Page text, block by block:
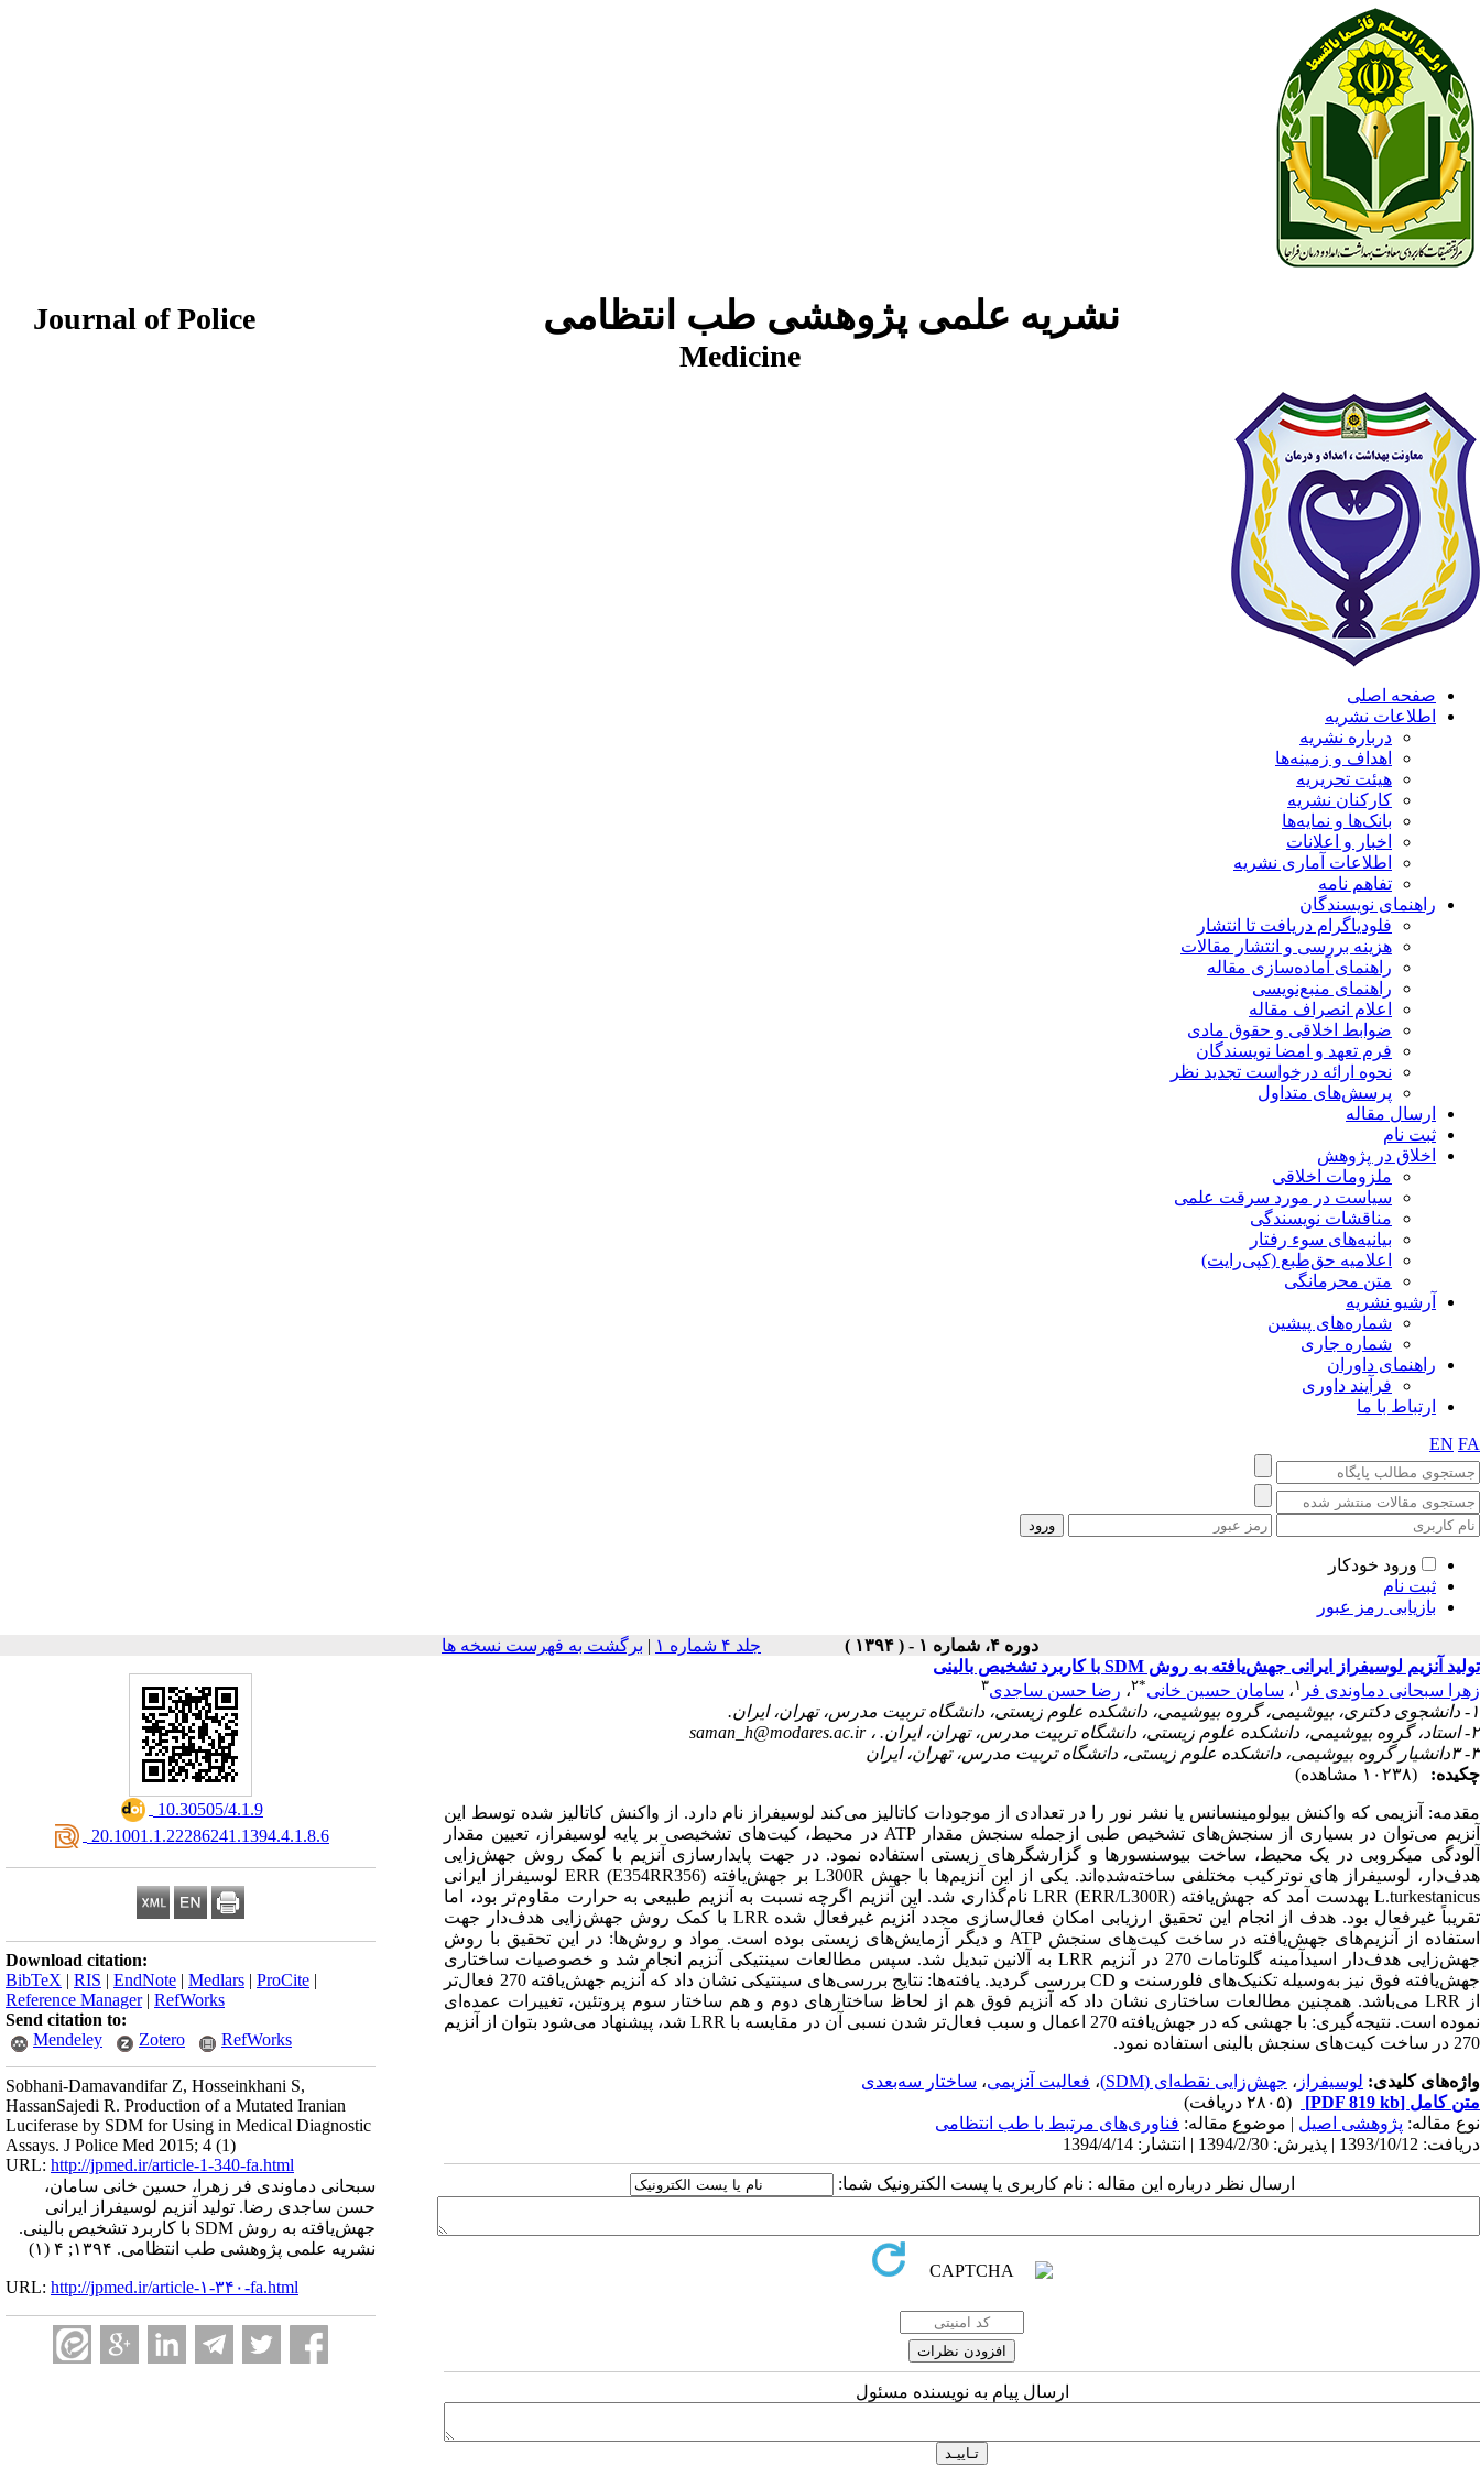
نشریه علمی پژوهشی طب انتظامی
Journal of Police
Medicine
صفحه اصلی
اطلاعات نشریه
درباره نشریه
اهداف و زمینه‌ها
هیئت تحریریه
کارکنان نشریه
بانک‌ها و نمایه‌ها
اخبار و اعلانات
اطلاعات آماری نشریه
تفاهم نامه
راهنمای نویسندگان
فلودیاگرام دریافت تا انتشار
هزینه بررسی و انتشار مقالات
راهنمای آماده‌سازی مقاله
راهنمای منبع‌نویسی
اعلام انصراف مقاله
ضوابط اخلاقی و حقوق مادی
فرم تعهد و امضا نویسندگان
نحوه ارائه درخواست تجدید نظر
پرسش‌های متداول
ارسال مقاله
ثبت نام
اخلاق در پژوهش
ملزومات اخلاقی
سیاست در مورد سرقت علمی
مناقشات نویسندگی
بیانیه‌های سوء رفتار
اعلامیه حق‌طبع (کپی‌رایت)
متن محرمانگی
آرشیو نشریه
شماره‌های پیشین
شماره جاری
راهنمای داوران
فرآیند داوری
ارتباط با ما
EN FA
ورود خودکار
ثبت نام
بازیابی رمز عبور
دوره ۴، شماره ۱ - ( ۱۳۹۴ ) جلد ۴ شماره ۱ | برگشت به فهرست نسخه ها
‎ 10.30505/4.1.9
‎ 20.1001.1.22286241.1394.4.1.8.6
Download citation:
BibTeX | RIS | EndNote | Medlars | ProCite |
Reference Manager| RefWorks
Send citation to:
Mendeley
Zotero RefWorks
Sobhani-Damavandifar Z, Hosseinkhani S,
HassanSajedi R. Production of a Mutated Iranian
Luciferase by SDM for Using in Medical Diagnostic
Assays. J Police Med 2015; 4 (1)
URL: http://jpmed.ir/article-1-340-fa.html
سبحانی دماوندی فر زهرا، حسین خانی سامان،
حسن ساجدی رضا. تولید آنزیم لوسیفراز ایرانی
جهش‌یافته به روش SDM با کاربرد تشخیص بالینی.
نشریه علمی پژوهشی طب انتظامی. ۱۳۹۴; ۴ (۱)
URL: http://jpmed.ir/article-۱-۳۴۰-fa.html
تولید آنزیم لوسیفراز ایرانی جهش‌یافته به روش SDM با کاربرد تشخیص بالینی
زهرا سبحانی دماوندی فر ۱ ، سامان حسین خانی*۲، رضا حسن ساجدی۳
۱- دانشجوی دکتری، بیوشیمی، گروه بیوشیمی، دانشکده علوم زیستی، دانشگاه تربیت مدرس، تهران، ایران.
۲- استاد، گروه بیوشیمی، دانشکده علوم زیستی، دانشگاه تربیت مدرس، تهران، ایران. ،
saman_h@modares.ac.ir
۳- ۳دانشیار گروه بیوشیمی، دانشکده علوم زیستی، دانشگاه تربیت مدرس، تهران، ایران
چکیده:
(۱۰۲۳۸ مشاهده)
مقدمه: آنزیمی که واکنش بیولومینسانس یا نشر نور را در تعدادی از موجودات کاتالیز می‌کند لوسیفراز نام دارد. از واکنش کاتالیز شده توسط این
آنزیم می‌توان در بسیاری از سنجش‌های تشخیص طبی ازجمله سنجش مقدار ATP در محیط، کیت‌های تشخیصی بر پایه لوسیفراز، تعیین مقدار
آلودگی میکروبی در یک محیط، ساخت بیوسنسورها و گزارشگرهای زیستی استفاده نمود. در جهت پایدارسازی آنزیم با کمک روش جهش‌زایی
هدف‌دار، لوسیفراز های نوترکیب مختلفی ساخته‌شده‌اند. یکی از این آنزیم‌ها با جهش L300R بر جهش‌یافته ERR (E354RR356) لوسیفراز ایرانی
L.turkestanicus به‎دست آمد که جهش‌یافته LRR (ERR/L300R) نام‌گذاری شد. این آنزیم اگرچه نسبت به آنزیم طبیعی به حرارت مقاوم‌تر بود، اما
تقریباً غیرفعال بود. هدف از انجام این تحقیق ارزیابی امکان فعال‌سازی مجدد آنزیم غیرفعال شده LRR با کمک روش جهش‌زایی هدف‌دار جهت
استفاده از آنزیم‌های جهش‌یافته در ساخت کیت‌های سنجش ATP و دیگر آزمایش‌های زیستی بوده است. مواد و روش‌ها: در این تحقیق با روش
جهش‌زایی هدف‌دار اسیدآمینه گلوتامات 270 در آنزیم LRR به آلانین تبدیل شد. سپس مطالعات سینتیکی آنزیم انجام شد و خصوصیات ساختاری
جهش‌یافته فوق نیز به‌وسیله تکنیک‌های فلورسنت و CD بررسی گردید. یافته‌ها: نتایج بررسی‌های سینتیکی نشان داد که آنزیم جهش‌یافته 270 فعال‌تر
از LRR می‌باشد. همچنین مطالعات ساختاری نشان داد که آنزیم فوق هم از لحاظ ساختارهای دوم و هم ساختار سوم پروتئین، تغییرات عمده‌ای
نموده است. نتیجه‌گیری: با جهشی که در جهش‌یافته 270 اعمال و سبب فعال‌تر شدن نسبی آن در مقایسه با LRR شد، پیشنهاد می‌شود بتوان از آنزیم
270 در ساخت کیت‌های سنجش بالینی استفاده نمود.
واژه‌های کلیدی: لوسیفراز ، جهش‌زایی نقطه‌ای (SDM) ، فعالیت آنزیمی، ساختار سه‌بعدی
متن کامل [PDF 819 kb]
(۲۸۰۵ دریافت)
نوع مقاله: پژوهشی اصيل | موضوع مقاله: فناوری‌های مرتبط با طب انتظامی
دریافت: 1393/10/12 | پذیرش: 1394/2/30 | انتشار: 1394/4/14
ارسال نظر درباره این مقاله : نام کاربری یا پست الکترونیک شما:
ارسال پیام به نویسنده مسئول